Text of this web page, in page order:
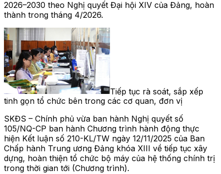
2026–2030 theo Nghị quyết Đại hội XIV của Đảng, hoàn
thành trong tháng 4/2026.
Tiếp tục rà soát, sắp xếp
tinh gọn tổ chức bên trong các cơ quan, đơn vị
SKĐS – Chính phủ vừa ban hành Nghị quyết số
105/NQ-CP ban hành Chương trình hành động thực
hiện Kết luận số 210-KL/TW ngày 12/11/2025 của Ban
Chấp hành Trung ương Đảng khóa XIII về tiếp tục xây
dựng, hoàn thiện tổ chức bộ máy của hệ thống chính trị
trong thời gian tới (Chương trình).